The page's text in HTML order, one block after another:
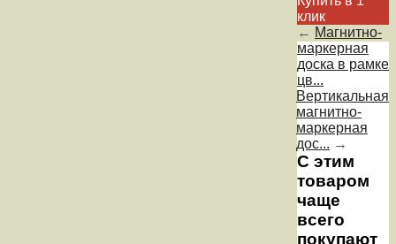
клик
← Магнитно-
маркерная
доска в рамке
цв...
Вертикальная
магнитно-
маркерная
дос... →
С этим
товаром
чаще
всего
покупают